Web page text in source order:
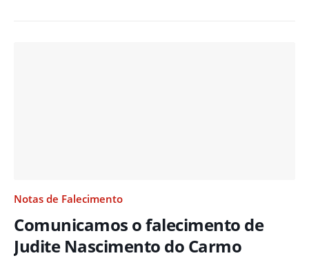
Notas de Falecimento
Comunicamos o falecimento de
Judite Nascimento do Carmo